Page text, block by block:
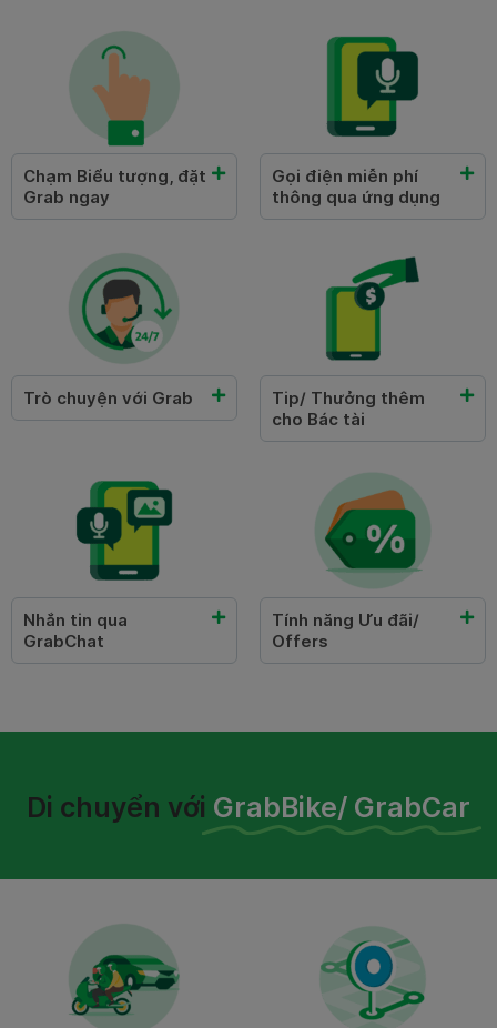
Chạm Biểu tượng, đặt
Grab ngay​
Gọi điện miễn phí
thông qua ứng dụng
Trò chuyện với Grab
Tip/ Thưởng thêm
cho Bác tài
Nhắn tin qua
GrabChat
Tính năng Ưu đãi/
Offers
Di chuyển với GrabBike/ GrabCar